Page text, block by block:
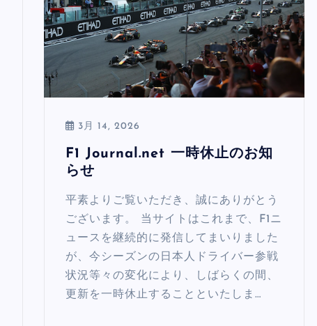
3月 14, 2026
F1 Journal.net 一時休止のお知
らせ
平素よりご覧いただき、誠にありがとう
ございます。 当サイトはこれまで、F1ニ
ュースを継続的に発信してまいりました
が、今シーズンの日本人ドライバー参戦
状況等々の変化により、しばらくの間、
更新を一時休止することといたしま…